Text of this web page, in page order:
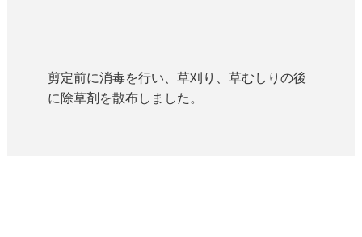
剪定前に消毒を行い、草刈り、草むしりの後
に除草剤を散布しました。